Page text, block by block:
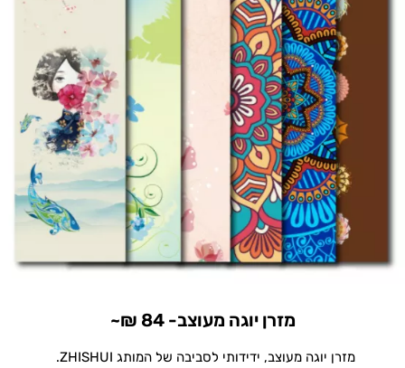
מזרן יוגה מעוצב- 84 ₪~
מזרן יוגה מעוצב, ידידותי לסביבה של המותג ZHISHUI.